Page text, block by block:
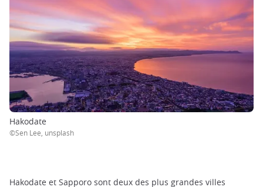
Hakodate
©Sen Lee, unsplash
Hakodate et Sapporo sont deux des plus grandes villes